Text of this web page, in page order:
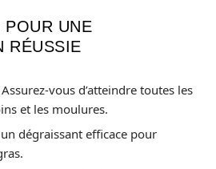
POUR UNE
RÉUSSIE
Assurez-vous d’atteindre toutes les
et les moulures.
dégraissant efficace pour